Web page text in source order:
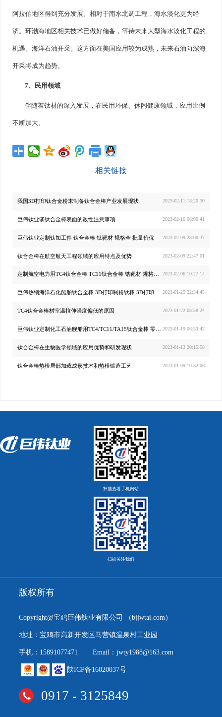
阿拉伯地区得到充分发展。相对于南水北调工程，海水淡化更为经
济。环渤海地区相关技术已做好储备，等待未来大型海水淡化工程的
机遇。海洋石油开采。这方面在美国应用较为成熟，未来石油向深海
开采将成为趋势。
7、民用领域
伴随着钛材的深入发展，在民用环保、休闲健康领域，应用比例
不断加大。
相关链接
2023-02-11 18:20:30
我国3D打印钛合金粉末制备钛合金棒产业发展现状
2023-02-10 06:00:41
巨伟钛业谈钛合金棒表面的改性注意事项
2023-02-09 23:00:37
巨伟钛业定制钛加工件 钛合金棒 钛靶材 规格全 批量价优
2023-02-09 22:47:01
钛合金棒在航空航天工程领域的应用特点及优势
2023-02-06 10:27:14
定制航空电力用TC4钛合金棒 TC11钛合金棒 锆靶材 规格全 批量价优
2023-01-29 22:34:45
2023-01-22 08:58:24
TC4钛合金棒材室温拉伸强度偏低的原因
2023-01-19 06:33:42
2023-01-13 20:15:58
钛合金棒在生物医学领域的应用优势和研发现状
2023-01-09 10:32:06
钛合金棒热模局部加载成形技术和热模锻造工艺
扫描查看手机网站
扫描关注我们
版权所有
Copyright@宝鸡巨伟钛业有限公司 （bjjwtai.com）
地址：宝鸡市高新开发区马营镇温泉村工业园
手机：15891077471 Email：jwty1988@163.com
陕ICP备16020037号
0917 - 3125849